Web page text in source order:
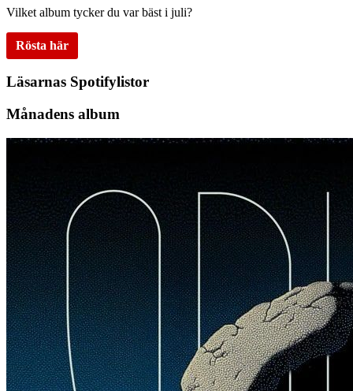
Vilket album tycker du var bäst i juli?
Rösta här
Läsarnas Spotifylistor
Månadens album